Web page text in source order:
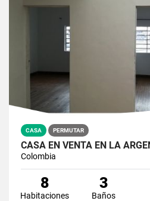
CASA PERMUTAR
Colombia
8
Habitaciones
3
Baños